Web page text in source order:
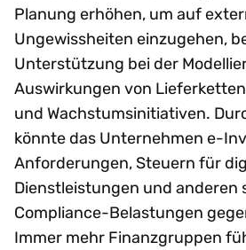
Planung erhöhen, um auf
Ungewissheiten einzugehen,
Unterstützung bei der
Auswirkungen von
und Wachstumsinitiativen.
könnte das Unternehmen e-
Anforderungen, Steuern für
Dienstleistungen und anderen
Compliance-Belastungen
Immer mehr Finanzgruppen